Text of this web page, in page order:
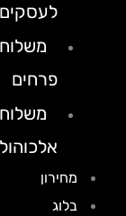
לעסקים
משלוח
פרחים
משלוח
אלכוהול
מחירון
בלוג